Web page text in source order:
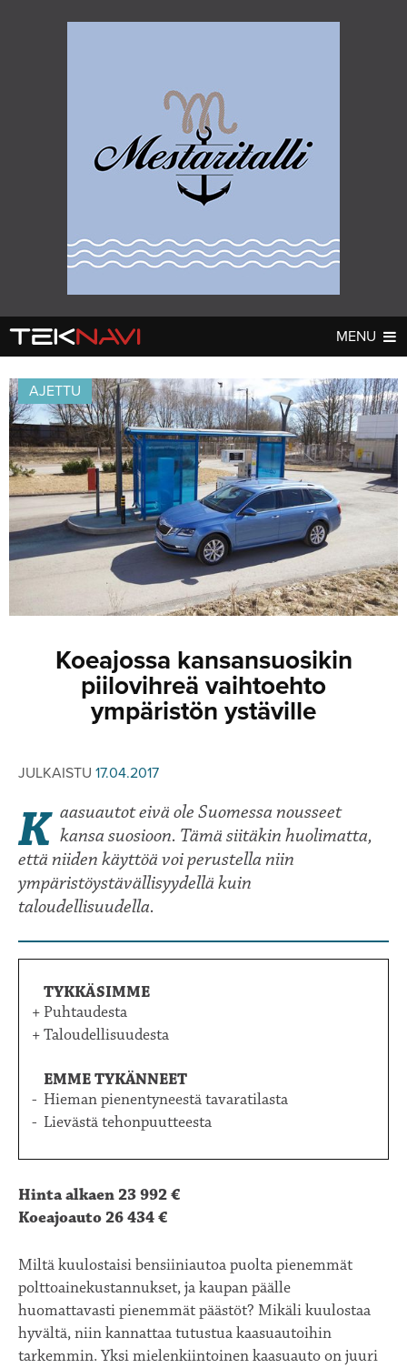
MENU
AUTOT▼
UUTISET
JULKISTUKSET
AJETUT
KOMMENTTI
DIGI
UUTISET
JULKISTUKSET
HUHUT
TESTIT
KOMMENTTI
VIDEOT
KILPAILUT
VIDEOT
TV-OHJELMA
HAKU
AJETTU
Koeajossa kansansuosikin
piilovihreä vaihtoehto
ympäristön ystäville
JULKAISTU 17.04.2017
Kaasuautot eivä ole Suomessa nousseet kansa suosioon. Tämä siitäkin huolimatta,
että niiden käyttöä voi perustella niin
ympäristöystävällisyydellä kuin
taloudellisuudella.
TYKKÄSIMME
Puhtaudesta
Taloudellisuudesta
EMME TYKÄNNEET
Hieman pienentyneestä tavaratilasta
Lievästä tehonpuutteesta
Hinta alkaen 23 992 €
Koeajoauto 26 434 €
Miltä kuulostaisi bensiiniautoa puolta pienemmät
polttoainekustannukset, ja kaupan päälle
huomattavasti pienemmät päästöt? Mikäli kuulostaa
hyvältä, niin kannattaa tutustua kaasuautoihin
tarkemmin. Yksi mielenkiintoinen kaasuauto on juuri